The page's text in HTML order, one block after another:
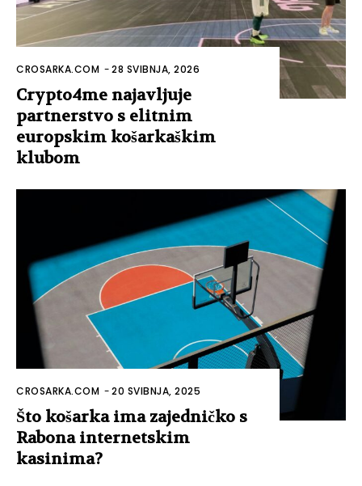
CROSARKA.COM -28 SVIBNJA, 2026
Crypto4me najavljuje
partnerstvo s elitnim
europskim košarkaškim
klubom
CROSARKA.COM -20 SVIBNJA, 2025
Što košarka ima zajedničko s
Rabona internetskim
kasinima?